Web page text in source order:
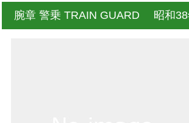
腕章 警乗 TRAIN GUARD 昭和38